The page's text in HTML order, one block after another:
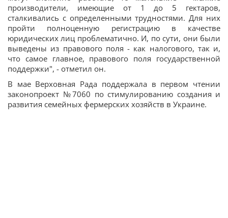
производители, имеющие от 1 до 5 гектаров,
сталкивались с определенными трудностями. Для них
пройти полноценную регистрацию в качестве
юридических лиц проблематично. И, по сути, они были
выведены из правового поля - как налогового, так и,
что самое главное, правового поля государственной
поддержки", - отметил он.
В мае Верховная Рада поддержала в первом чтении
законопроект №7060 по стимулированию создания и
развития семейных фермерских хозяйств в Украине.